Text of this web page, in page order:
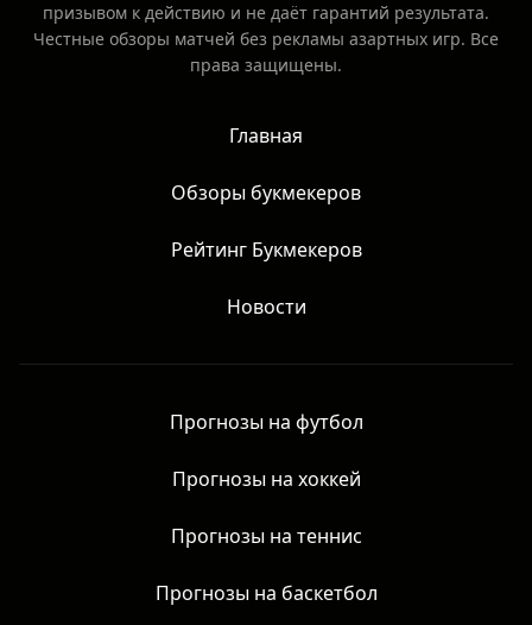
призывом к действию и не даёт гарантий результата.
Честные обзоры матчей без рекламы азартных игр. Все
права защищены.
Главная
Обзоры букмекеров
Рейтинг Букмекеров
Новости
Прогнозы на футбол
Прогнозы на хоккей
Прогнозы на теннис
Прогнозы на баскетбол